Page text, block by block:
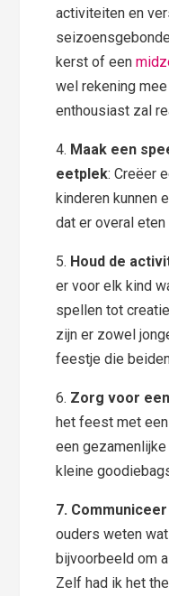
activiteiten en
kerst of een
wel rekening
enthousiast zal
4. Maak een
eetplek: Creëer
kinderen kunnen
dat er overal
5. Houd de
er voor elk kind
spellen tot
zijn er zowel
feestje die
6. Zorg voor
het feest met
een
kleine
7.
ouders weten
bijvoorbeeld om
Zelf had ik het